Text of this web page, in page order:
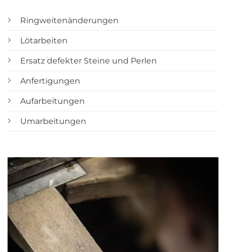
Ringweitenänderungen
Lötarbeiten
Ersatz defekter Steine und Perlen
Anfertigungen
Aufarbeitungen
Umarbeitungen